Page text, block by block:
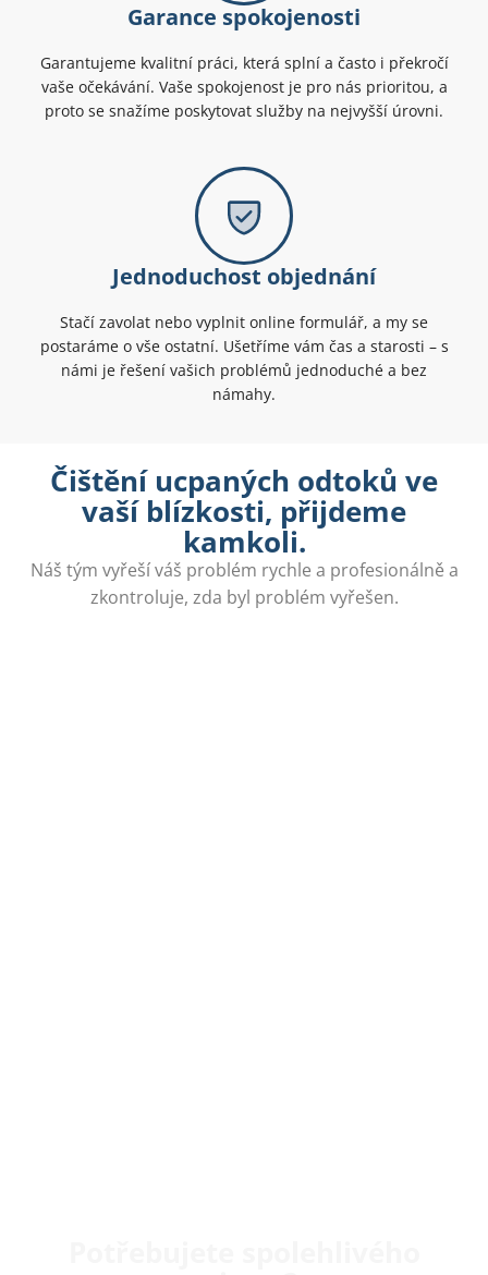
Garance spokojenosti
Garantujeme kvalitní práci, která splní a často i překročí
vaše očekávání. Vaše spokojenost je pro nás prioritou, a
proto se snažíme poskytovat služby na nejvyšší úrovni.
Jednoduchost objednání
Stačí zavolat nebo vyplnit online formulář, a my se
postaráme o vše ostatní. Ušetříme vám čas a starosti – s
námi je řešení vašich problémů jednoduché a bez
námahy.
Čištění ucpaných odtoků ve
vaší blízkosti, přijdeme
kamkoli.
Náš tým vyřeší váš problém rychle a profesionálně a
zkontroluje, zda byl problém vyřešen.